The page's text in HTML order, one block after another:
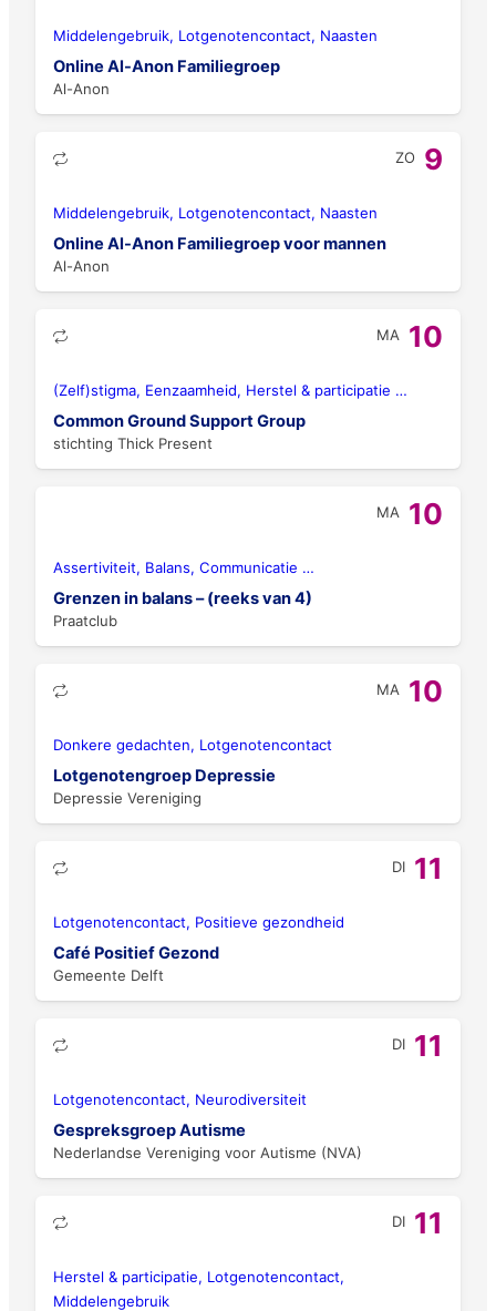
Middelengebruik, Lotgenotencontact, Naasten
Online Al-Anon Familiegroep
Al-Anon
ZO 9
Middelengebruik, Lotgenotencontact, Naasten
Online Al-Anon Familiegroep voor mannen
Al-Anon
MA 10
(Zelf)stigma, Eenzaamheid, Herstel & participatie …
Common Ground Support Group
stichting Thick Present
MA 10
Assertiviteit, Balans, Communicatie …
Grenzen in balans – (reeks van 4)
Praatclub
MA 10
Donkere gedachten, Lotgenotencontact
Lotgenotengroep Depressie
Depressie Vereniging
DI 11
Lotgenotencontact, Positieve gezondheid
Café Positief Gezond
Gemeente Delft
DI 11
Lotgenotencontact, Neurodiversiteit
Gespreksgroep Autisme
Nederlandse Vereniging voor Autisme (NVA)
DI 11
Herstel & participatie, Lotgenotencontact,
Middelengebruik